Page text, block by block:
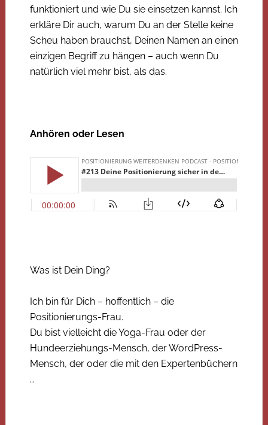
funktioniert und wie Du sie einsetzen kannst. Ich
erkläre Dir auch, warum Du an der Stelle keine
Scheu haben brauchst, Deinen Namen an einen
einzigen Begriff zu hängen – auch wenn Du
natürlich viel mehr bist, als das.
Anhören oder Lesen
Was ist Dein Ding?
Ich bin für Dich – hoffentlich – die
Positionierungs-Frau.
Du bist vielleicht die Yoga-Frau oder der
Hundeerziehungs-Mensch, der WordPress-
Mensch, der oder die mit den Expertenbüchern
…